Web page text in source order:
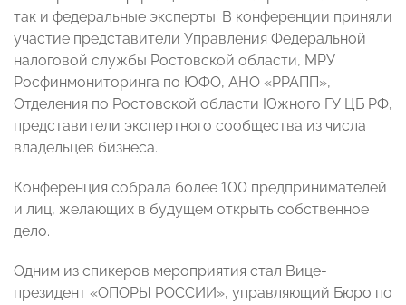
так и федеральные эксперты. В конференции приняли
участие представители Управления Федеральной
налоговой службы Ростовской области, МРУ
Росфинмониторинга по ЮФО, АНО «РРАПП»,
Отделения по Ростовской области Южного ГУ ЦБ РФ,
представители экспертного сообщества из числа
владельцев бизнеса.
Конференция собрала более 100 предпринимателей
и лиц, желающих в будущем открыть собственное
дело.
Одним из спикеров мероприятия стал Вице-
президент «ОПОРЫ РОССИИ», управляющий Бюро по